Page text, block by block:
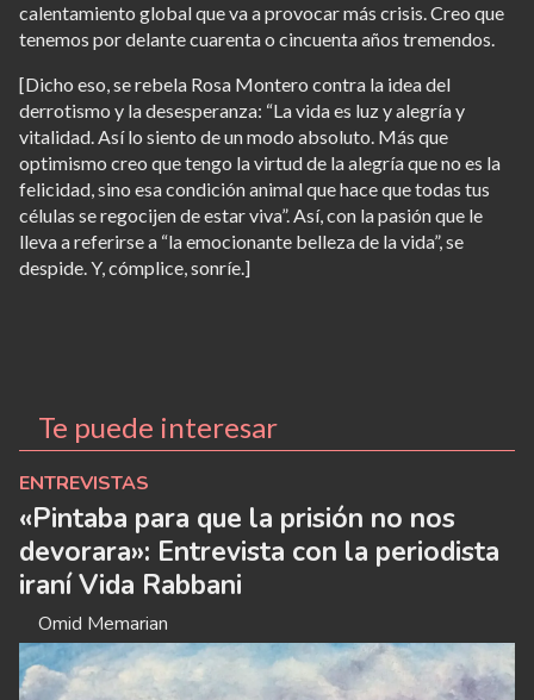
calentamiento global que va a provocar más crisis. Creo que
tenemos por delante cuarenta o cincuenta años tremendos.
[Dicho eso, se rebela Rosa Montero contra la idea del
derrotismo y la desesperanza: “La vida es luz y alegría y
vitalidad. Así lo siento de un modo absoluto. Más que
optimismo creo que tengo la virtud de la alegría que no es la
felicidad, sino esa condición animal que hace que todas tus
células se regocijen de estar viva”. Así, con la pasión que le
lleva a referirse a “la emocionante belleza de la vida”, se
despide. Y, cómplice, sonríe.]
Te puede interesar
«Pintaba para que la prisión no nos
devorara»: Entrevista con la periodista
iraní Vida Rabbani
Omid Memarian
ENTREVISTAS